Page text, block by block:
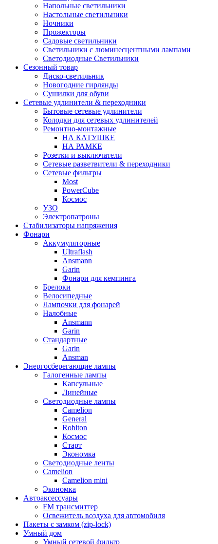
Напольные светильники
Настольные светильники
Ночники
Прожекторы
Садовые светильники
Светильники с люминесцентными лампами
Светодиодные Светильники
Сезонный товар
Диско-светильник
Новогодние гирлянды
Сушилки для обуви
Сетевые удлинители & переходники
Бытовые сетевые удлинители
Колодки для сетевых удлинителей
Ремонтно-монтажные
НА КАТУШКЕ
НА РАМКЕ
Розетки и выключатели
Сетевые разветвители & переходники
Сетевые фильтры
Most
PowerCube
Космос
УЗО
Электропатроны
Стабилизаторы напряжения
Фонари
Аккумуляторные
Ultraflash
Ansmann
Garin
Фонари для кемпинга
Брелоки
Велосипедные
Лампочки для фонарей
Налобные
Ansmann
Garin
Стандартные
Garin
Ansman
Энергосберегающие лампы
Галогенные лампы
Капсульные
Линейные
Светодиодные лампы
Camelion
General
Robiton
Космос
Старт
Экономка
Светодиодные ленты
Camelion
Camelion mini
Экономка
Автоаксессуары
FM трансмиттер
Освежитель воздуха для автомобиля
Пакеты с замком (zip-lock)
Умный дом
Умный сетевой фильтр